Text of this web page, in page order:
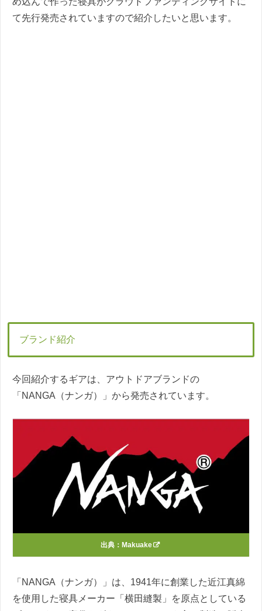
て先行発売されていますので紹介したいと思います。
ブランド紹介
今回紹介するギアは、アウトドアブランドの
「NANGA（ナンガ）」から発売されています。
出典： Makuake
「NANGA（ナンガ）」は、1941年に創業した近江真綿
を使用した寝具メーカー「横田縫製」を原点としている